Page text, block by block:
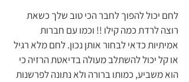
לחם יכול להפוך לחבר הכי טוב שלך כשאת
רוצה לרדת כמה קילו !! וכמו עם חברות
אמיתיות כדאי לבחור אותן נכון. לחם מלא רגיל
או קל יכול להשתלב מעולה בדיאטת הרזיה כי
הוא משביע, כמותו ברורה ולא נתונה לפרשנות